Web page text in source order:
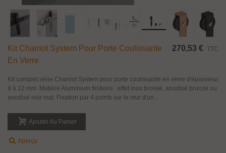
Kit Charriot System Pour Porte Coulissante
En Verre
270,53 € TTC
Kit complet série Charriot System pour porte coulissante en verre d'épaisseur
8 à 12 mm. Matière Aluminium finitions : effet inox brossé, anodisé bronze ou
anodisé noir mat. Fixation par 4 points sur le mur d'un...
Ajouter Au Panier
Aperçu